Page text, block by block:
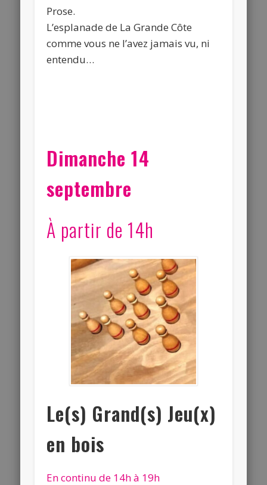
Prose.
L’esplanade de La Grande Côte
comme vous ne l’avez jamais vu, ni
entendu…
Dimanche 14
septembre
À partir de 14h
Le(s) Grand(s) Jeu(x)
en bois
En continu de 14h à 19h